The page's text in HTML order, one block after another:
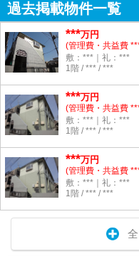
過去掲載物件一覧
***万円
(管理費・共益費
敷：***｜礼：***
1階 / *** / ***
***万円
(管理費・共益費
敷：***｜礼：***
1階 / *** / ***
***万円
(管理費・共益費
敷：***｜礼：***
1階 / *** / ***